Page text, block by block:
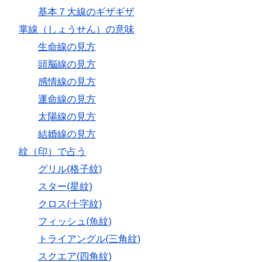
基本７大線のギザギザ
掌線（しょうせん）の意味
生命線の見方
頭脳線の見方
感情線の見方
運命線の見方
太陽線の見方
結婚線の見方
紋（印）で占う
グリル(格子紋)
スター(星紋)
クロス(十字紋)
フィッシュ(魚紋)
トライアングル(三角紋)
スクエア(四角紋)